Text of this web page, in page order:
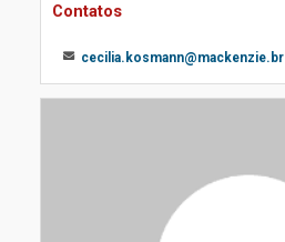
Contatos
cecilia.kosmann@mackenzie.br